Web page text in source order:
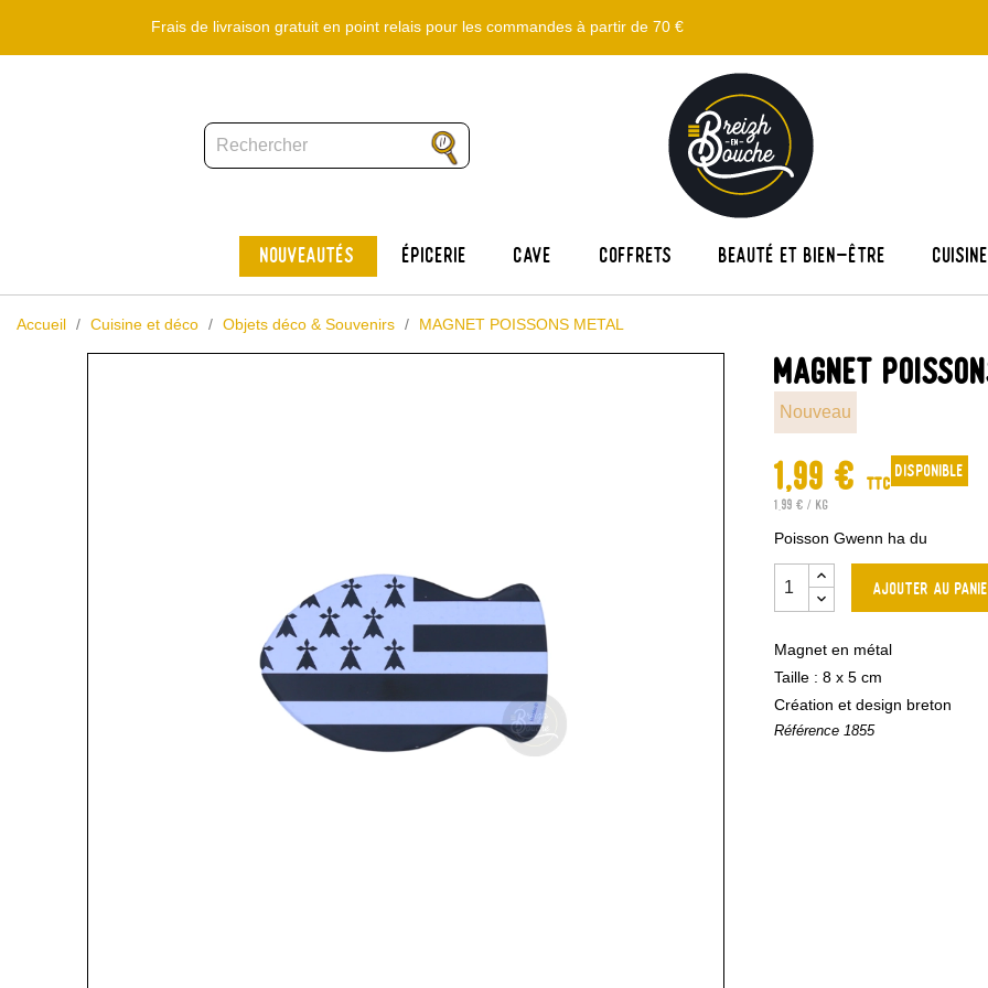
Frais de livraison gratuit en point relais pour les commandes à partir de 70 €
Nouveautés Épicerie Cave Coffrets Beauté et bien-être
Accueil Cuisine et déco Objets déco & Souvenirs MAGNET POISSONS METAL
MAGNET
Nouveau
1,99 € TTC
1,99 € / kg
disponible
Poisson Gwenn ha du
Ajouter au
Magnet en métal
Taille : 8 x 5 cm
Création et design breton
Référence 1855